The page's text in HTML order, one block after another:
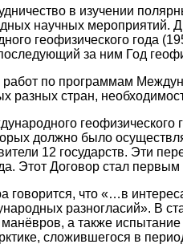
в изучении
научных мероприятий.
геофизического года
за ним Год
по программам
разных стран,
должно было
12 государств. Эти
Этот Договор стал
говорится, что «…в
разногласий». В
а также
сложившегося в